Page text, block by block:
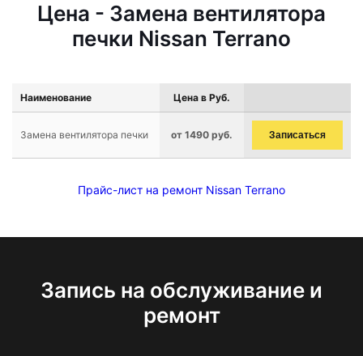
Цена - Замена вентилятора
печки Nissan Terrano
Наименование Цена в Руб.
Замена вентилятора печки от 1490 руб. Записаться
Прайс-лист на ремонт Nissan Terrano
Запись на обслуживание и
ремонт